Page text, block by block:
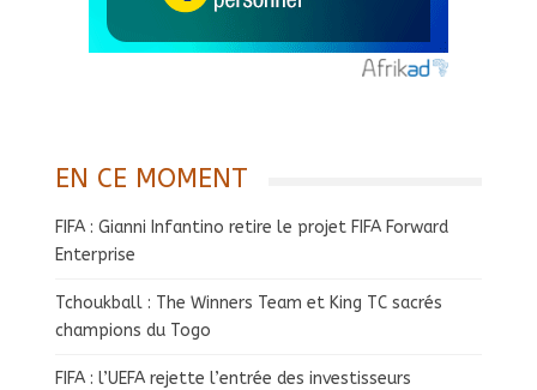
EN CE MOMENT
FIFA : Gianni Infantino retire le projet FIFA Forward
Enterprise
Tchoukball : The Winners Team et King TC sacrés
champions du Togo
FIFA : l’UEFA rejette l’entrée des investisseurs